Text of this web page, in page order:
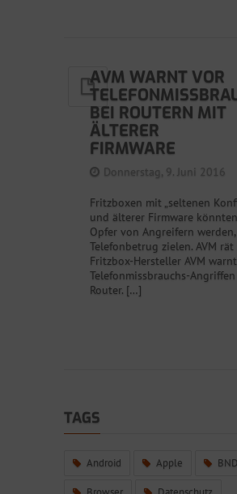
AVM WARNT VOR
BEI ROUTERN MIT
ÄLTERER
FIRMWARE
Donnerstag, 9. Juni 2016
Fritzboxen mit „seltenen
und älterer Firmware
Opfer von Angreifern
Telefonbetrug zielen. AVM rät
Fritzbox-Hersteller AVM
Telefonmissbrauchs-
Router. […]
TAGS
Android Apple BND